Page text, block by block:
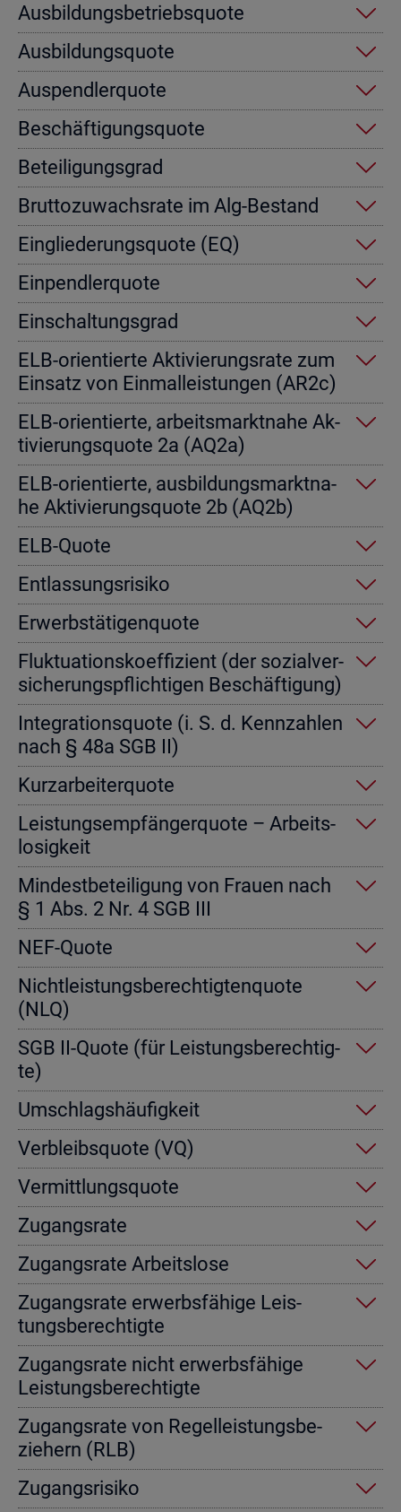
Aus­bil­dungs­be­triebs­quo­te
Aus­bil­dungs­quo­te
Aus­pend­ler­quo­te
Be­schäf­ti­gungs­quo­te
Be­tei­li­gungs­grad
Brut­to­zu­wachs­ra­te im Alg-Be­stand
Ein­glie­de­rungs­quo­te (EQ)
Ein­pend­ler­quo­te
Ein­schal­tungs­grad
ELB-ori­en­tier­te Ak­ti­vie­rungs­ra­te zum
Ein­satz von Einmal­leis­tun­gen (AR2c)
ELB-ori­en­tier­te, ar­beits­markt­na­he Ak­
ti­vie­rungs­quo­te 2a (AQ2a)
ELB-ori­en­tier­te, aus­bil­dungs­markt­na­
he Ak­ti­vie­rungs­quo­te 2b (AQ2b)
ELB-Quote
Ent­las­sungs­ri­si­ko
Er­werbs­tä­ti­gen­quo­te
Fluk­tua­ti­ons­ko­ef­fi­zi­ent (der so­zi­al­ver­
si­che­rungs­pflich­ti­gen Be­schäf­ti­gung)
In­te­gra­ti­ons­quo­te (i. S. d. Kenn­zah­len
nach § 48a SGB II)
Kurz­ar­bei­ter­quo­te
Leis­tungs­emp­fän­ger­quo­te – Ar­beits­
lo­sig­keit
Min­dest­be­tei­li­gung von Frau­en nach
§ 1 Abs. 2 Nr. 4 SGB III
NEF-Quote
Nicht­leis­tungs­be­rech­tig­ten­quo­te
(NLQ)
SGB II-Quote (für Leis­tungs­be­rech­tig­
te)
Um­schlags­häu­fig­keit
Ver­bleibs­quo­te (VQ)
Ver­mitt­lungs­quo­te
Zu­gangs­ra­te
Zu­gangs­ra­te Ar­beits­lo­se
Zu­gangs­ra­te er­werbs­fä­hi­ge Leis­
tungs­be­rech­tig­te
Zu­gangs­ra­te nicht er­werbs­fä­hi­ge
Leis­tungs­be­rech­tig­te
Zu­gangs­ra­te von Re­gel­leis­tungs­be­
zie­hern (RLB)
Zu­gangs­ri­si­ko